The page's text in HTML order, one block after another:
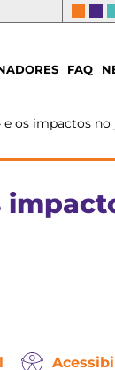
FAQ
os impactos